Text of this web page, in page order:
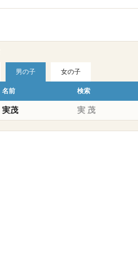
男の子 女の子
名前 検索
実茂 実 茂